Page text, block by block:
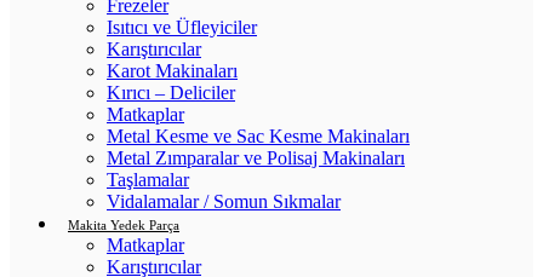
Frezeler
Isıtıcı ve Üfleyiciler
Karıştırıcılar
Karot Makinaları
Kırıcı – Deliciler
Matkaplar
Metal Kesme ve Sac Kesme Makinaları
Metal Zımparalar ve Polisaj Makinaları
Taşlamalar
Vidalamalar / Somun Sıkmalar
Makita Yedek Parça
Matkaplar
Karıştırıcılar